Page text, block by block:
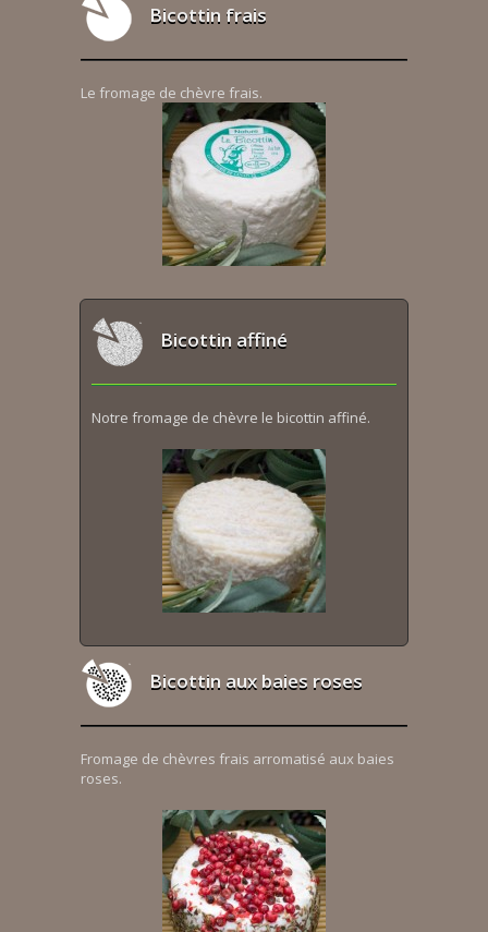
Bicottin frais
Le fromage de chèvre frais.
Bicottin affiné
Notre fromage de chèvre le bicottin affiné.
Bicottin aux baies roses
Fromage de chèvres frais arromatisé aux baies
roses.